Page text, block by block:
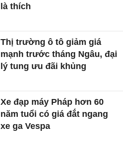
là thích
Thị trường ô tô giảm giá
mạnh trước tháng Ngâu, đại
lý tung ưu đãi khủng
Xe đạp máy Pháp hơn 60
năm tuổi có giá đắt ngang
xe ga Vespa